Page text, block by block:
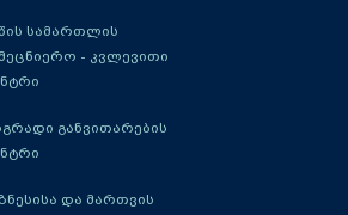
სამართლის
- კვლევითი
განვითარების
და მართვის